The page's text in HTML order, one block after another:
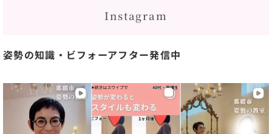
Instagram
姿勢の知識・ビフォーアフター発信中